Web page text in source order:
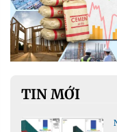
TIN MỚI